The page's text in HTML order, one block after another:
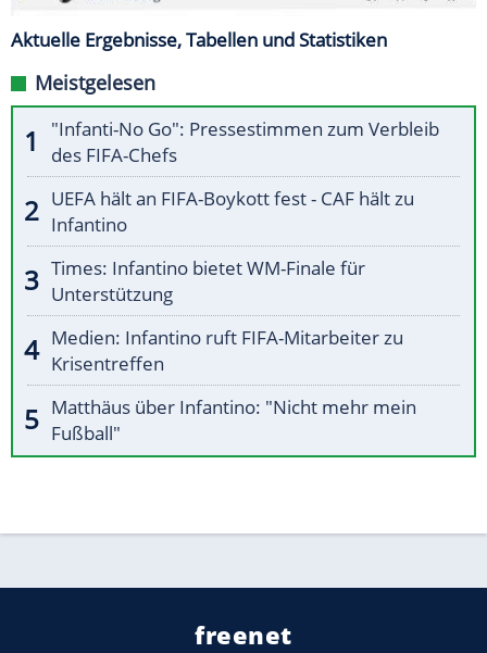
Aktuelle Ergebnisse, Tabellen und Statistiken
Meistgelesen
"Infanti-No Go": Pressestimmen zum Verbleib
des FIFA-Chefs
UEFA hält an FIFA-Boykott fest - CAF hält zu
Infantino
Times: Infantino bietet WM-Finale für
Unterstützung
Medien: Infantino ruft FIFA-Mitarbeiter zu
Krisentreffen
Matthäus über Infantino: "Nicht mehr mein
Fußball"
freenet